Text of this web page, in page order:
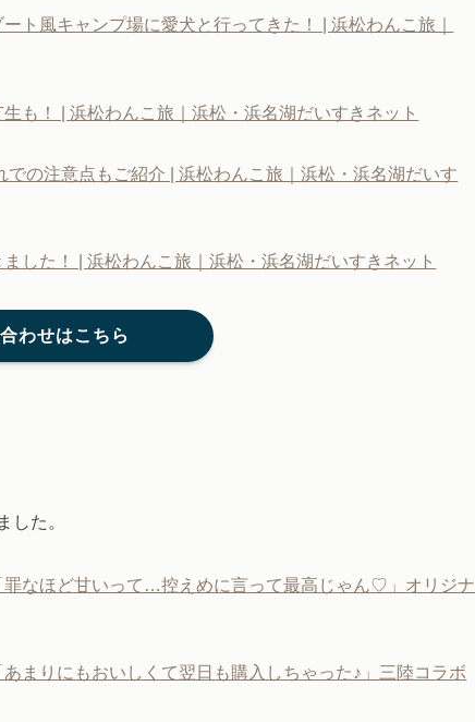
ト風キャンプ場に愛犬と行ってきた！ | 浜松わんこ旅｜
も！ | 浜松わんこ旅｜浜松・浜名湖だいすきネット
の注意点もご紹介 | 浜松わんこ旅｜浜松・浜名湖だいす
した！ | 浜松わんこ旅｜浜松・浜名湖だいすきネット
わせはこちら
した。
なほど甘いって…控えめに言って最高じゃん♡」オリジナ
まりにもおいしくて翌日も購入しちゃった♪」三陸コラボ